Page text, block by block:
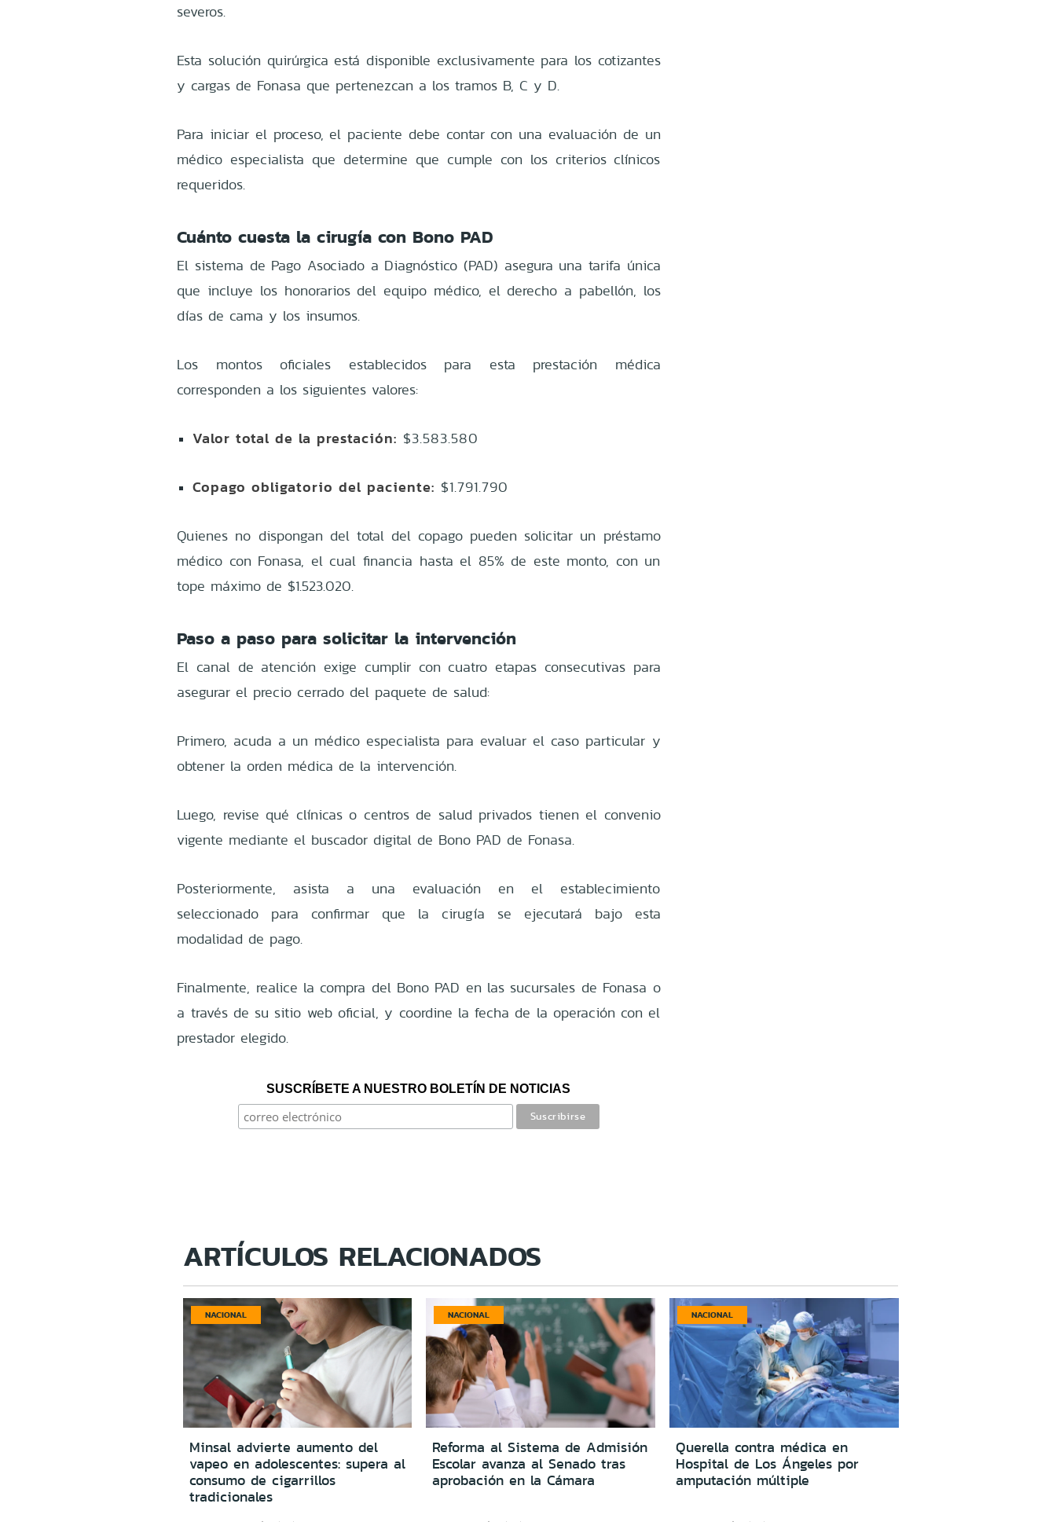
severos.
Esta solución quirúrgica está disponible exclusivamente para los cotizantes
y cargas de Fonasa que pertenezcan a los tramos B, C y D.
Para iniciar el proceso, el paciente debe contar con una evaluación de un
médico especialista que determine que cumple con los criterios clínicos
requeridos.
Cuánto cuesta la cirugía con Bono PAD
El sistema de Pago Asociado a Diagnóstico (PAD) asegura una tarifa única
que incluye los honorarios del equipo médico, el derecho a pabellón, los
días de cama y los insumos.
Los montos oficiales establecidos para esta prestación médica
corresponden a los siguientes valores:
Valor total de la prestación: $3.583.580
Copago obligatorio del paciente: $1.791.790
Quienes no dispongan del total del copago pueden solicitar un préstamo
médico con Fonasa, el cual financia hasta el 85% de este monto, con un
tope máximo de $1.523.020.
Paso a paso para solicitar la intervención
El canal de atención exige cumplir con cuatro etapas consecutivas para
asegurar el precio cerrado del paquete de salud:
Primero, acuda a un médico especialista para evaluar el caso particular y
obtener la orden médica de la intervención.
Luego, revise qué clínicas o centros de salud privados tienen el convenio
vigente mediante el buscador digital de Bono PAD de Fonasa.
Posteriormente, asista a una evaluación en el establecimiento
seleccionado para confirmar que la cirugía se ejecutará bajo esta
modalidad de pago.
Finalmente, realice la compra del Bono PAD en las sucursales de Fonasa o
a través de su sitio web oficial, y coordine la fecha de la operación con el
prestador elegido.
SUSCRÍBETE A NUESTRO BOLETÍN DE NOTICIAS
ARTÍCULOS RELACIONADOS
NACIONAL
Minsal advierte aumento del
vapeo en adolescentes: supera al
consumo de cigarrillos
tradicionales
NACIONAL
Reforma al Sistema de Admisión
Escolar avanza al Senado tras
aprobación en la Cámara
NACIONAL
Querella contra médica en
Hospital de Los Ángeles por
amputación múltiple